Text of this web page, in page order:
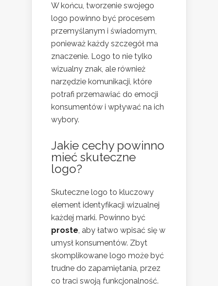
W końcu, tworzenie swojego
logo powinno być procesem
przemyślanym i świadomym,
ponieważ każdy szczegół ma
znaczenie. Logo to nie tylko
wizualny znak, ale również
narzędzie komunikacji, które
potrafi przemawiać do emocji
konsumentów i wpływać na ich
wybory.
Jakie cechy powinno
mieć skuteczne
logo?
Skuteczne logo to kluczowy
element identyfikacji wizualnej
każdej marki. Powinno być
proste , aby łatwo wpisać się w
umysł konsumentów. Zbyt
skomplikowane logo może być
trudne do zapamiętania, przez
co traci swoją funkcjonalność.